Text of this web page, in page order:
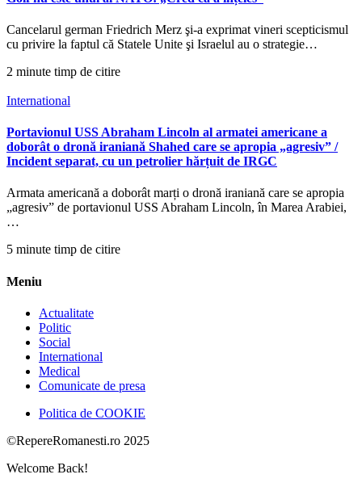
Cancelarul german Friedrich Merz şi-a exprimat vineri scepticismul
cu privire la faptul că Statele Unite şi Israelul au o strategie…
2 minute timp de citire
International
Portavionul USS Abraham Lincoln al armatei americane a
doborât o dronă iraniană Shahed care se apropia „agresiv” /
Incident separat, cu un petrolier hărțuit de IRGC
Armata americană a doborât marți o dronă iraniană care se apropia
„agresiv” de portavionul USS Abraham Lincoln, în Marea Arabiei,
…
5 minute timp de citire
Meniu
Actualitate
Politic
Social
International
Medical
Comunicate de presa
Politica de COOKIE
©RepereRomanesti.ro 2025
Welcome Back!